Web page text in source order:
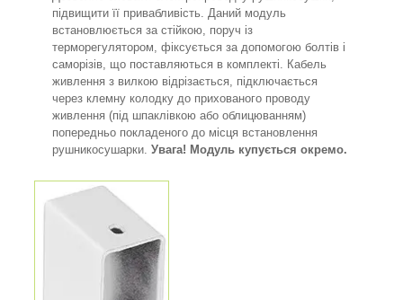
підвищити її привабливість. Даний модуль
встановлюється за стійкою, поруч із
терморегулятором, фіксується за допомогою болтів і
саморізів, що поставляються в комплекті. Кабель
живлення з вилкою відрізається, підключається
через клемну колодку до прихованого проводу
живлення (під шпаклівкою або облицюванням)
попередньо покладеного до місця встановлення
рушникосушарки. Увага! Модуль купується окремо.